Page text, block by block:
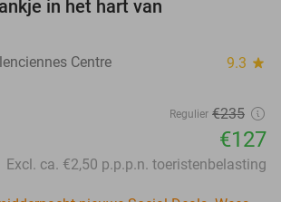
in het hart van
Centre 9.3 star
Regulier €235
€127
Excl. ca. €2,50 p.p.p.n. toeristenbelasting